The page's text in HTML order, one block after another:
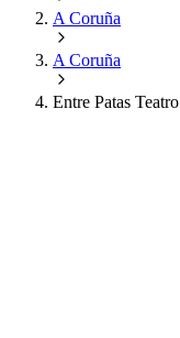
A Coruña
A Coruña
Entre Patas Teatro